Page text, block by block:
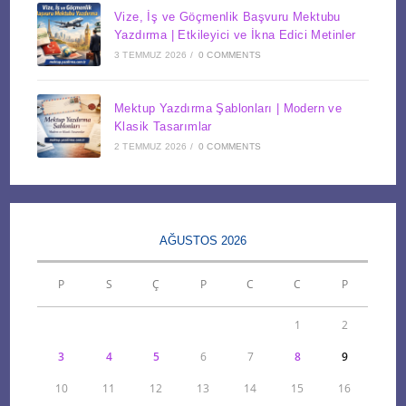
Vize, İş ve Göçmenlik Başvuru Mektubu
Yazdırma | Etkileyici ve İkna Edici Metinler
3 TEMMUZ 2026 / 0 COMMENTS
Mektup Yazdırma Şablonları | Modern ve
Klasik Tasarımlar
2 TEMMUZ 2026 / 0 COMMENTS
AĞUSTOS 2026
P S Ç P C C P
1 2
3 4 5 6 7 8 9
10 11 12 13 14 15 16